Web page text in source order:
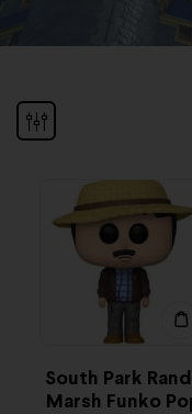
South Park
Marsh Funko